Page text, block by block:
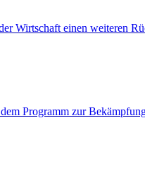
Wirtschaft einen weiteren
Programm zur